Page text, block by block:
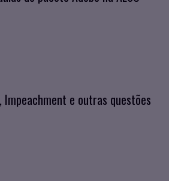
Impeachment e outras questões